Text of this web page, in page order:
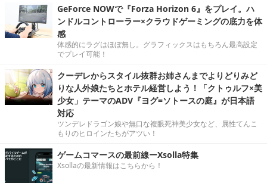
GeForce NOWで『Forza Horizon 6』をプレイ。ハ
ンドルコントローラー×クラウドゲーミングの底力を体
感
体感的にラグはほぼ無し。グラフィックスはもちろん最高設定
でプレイ可能！
クーデレからスタイル抜群お姉さんまでよりどりみど
りな人外娘たちとホテル経営しよう！「クトゥルフ×美
少女」テーマのADV『ヨグ=ソトースの庭』が日本語
対応
ツンデレドラゴン娘や無口な複眼死神美少女など、属性てんこ
もりのヒロインたちがアツい！
ゲームコマースの最前線ーXsolla特集
Xsollaの最新情報はこちらから！